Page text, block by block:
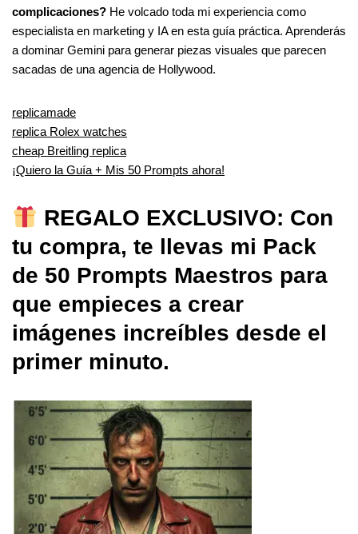
complicaciones? He volcado toda mi experiencia como
especialista en marketing y IA en esta guía práctica. Aprenderás
a dominar Gemini para generar piezas visuales que parecen
sacadas de una agencia de Hollywood.
replicamade
replica Rolex watches
cheap Breitling replica
¡Quiero la Guía + Mis 50 Prompts ahora!
REGALO EXCLUSIVO: Con
tu compra, te llevas mi Pack
de 50 Prompts Maestros para
que empieces a crear
imágenes increíbles desde el
primer minuto.